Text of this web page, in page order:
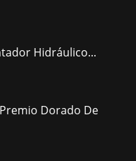
Hidráulico...
Premio Dorado De